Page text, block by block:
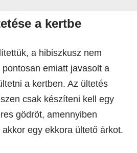
a kertbe
a hibiszkusz nem
emiatt javasolt a
a kertben. Az ültetés
csak készíteni kell egy
gödröt, amennyiben
egy ekkora ültető árkot.